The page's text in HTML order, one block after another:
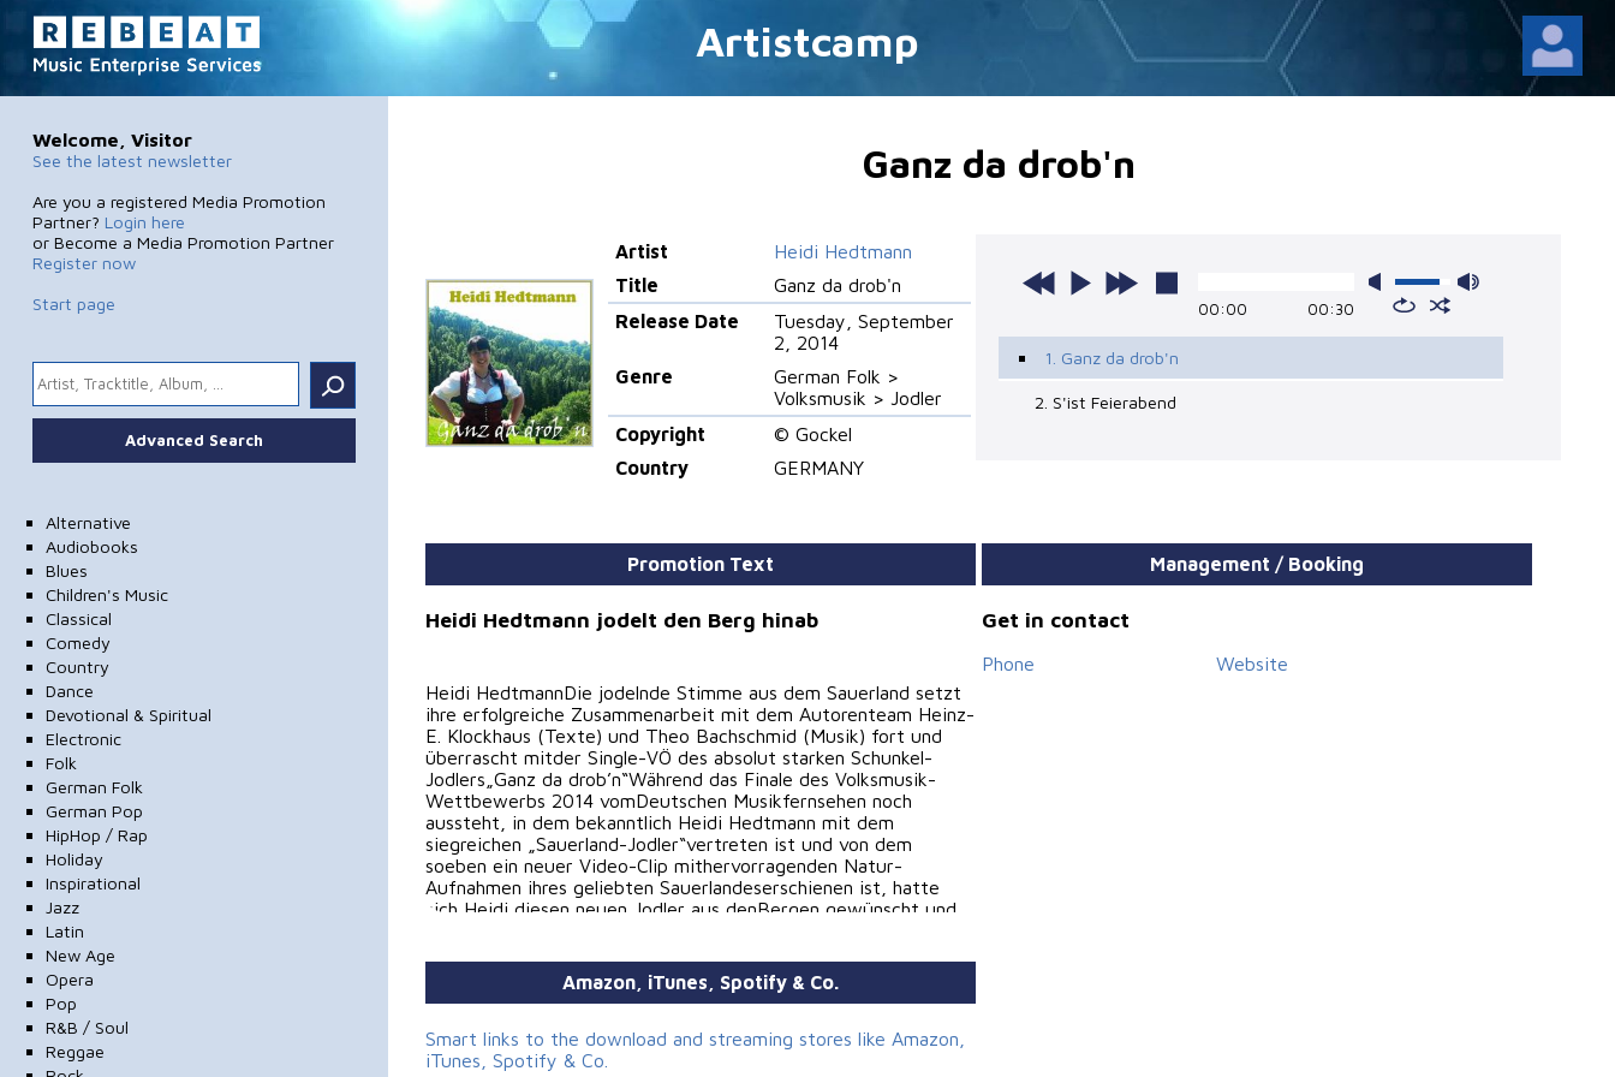
Artistcamp
Welcome, Visitor
See the latest newsletter
Are you a registered Media Promotion
Partner? Login here
or Become a Media Promotion Partner
Register now
Start page
.
Advanced Search
Alternative
Audiobooks
Blues
Children's Music
Classical
Comedy
Country
Dance
Devotional & Spiritual
Electronic
Folk
German Folk
German Pop
HipHop / Rap
Holiday
Inspirational
Jazz
Latin
New Age
Opera
Pop
R&B / Soul
Reggae
Ganz da drob'n
Artist
Heidi Hedtmann
Title
Ganz da drob'n
Release Date
Tuesday, September
2, 2014
Genre
German Folk >
Volksmusik > Jodler
Copyright
© Gockel
Country
GERMANY
00:00 00:30
1. Ganz da drob'n
2. S'ist Feierabend
Promotion Text
Heidi Hedtmann jodelt den Berg hinab
Heidi HedtmannDie jodelnde Stimme aus dem Sauerland setzt
ihre erfolgreiche Zusammenarbeit mit dem Autorenteam Heinz-
E. Klockhaus (Texte) und Theo Bachschmid (Musik) fort und
überrascht mitder Single-VÖ des absolut starken Schunkel-
Jodlers„Ganz da drob’n“Während das Finale des Volksmusik-
Wettbewerbs 2014 vomDeutschen Musikfernsehen noch
aussteht, in dem bekanntlich Heidi Hedtmann mit dem
siegreichen „Sauerland-Jodler“vertreten ist und von dem
soeben ein neuer Video-Clip mithervorragenden Natur-
Aufnahmen ihres geliebten Sauerlandeserschienen ist, hatte
sich Heidi diesen neuen Jodler aus denBergen gewünscht und
drob’n“ gehört Heidi Hedtmann auch hin!Liebe Redakteure,
spielen Sie bitte mit, es gibt viele Menschen,die
Postfach 10 02 46, 42499 Hückeswagenwww.klockhaus-
textdichter.de www.heidi-hedtmann.de
Management / Booking
Get in contact
Phone Website
Amazon, iTunes, Spotify & Co.
Smart links to the download and streaming stores like Amazon,
iTunes, Spotify & Co.